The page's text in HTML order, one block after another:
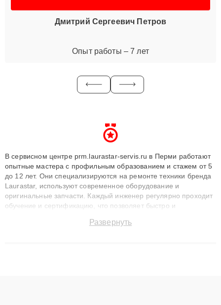
Дмитрий Сергеевич Петров
Опыт работы – 7 лет
В сервисном центре prm.laurastar-servis.ru в Перми работают
опытные мастера с профильным образованием и стажем от 5
до 12 лет. Они специализируются на ремонте техники бренда
Laurastar, используют современное оборудование и
оригинальные запчасти. Каждый инженер регулярно проходит
обучение и сертификацию, что позволяет быстро и
сохранением гарантии до 3 лет. Наши мастера решают
Развернуть